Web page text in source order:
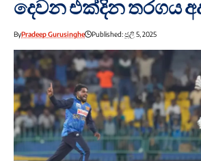
දෙවන එක්දින තරගය
ByPradeep Gurusinghe Published: ජූලි 5, 2025